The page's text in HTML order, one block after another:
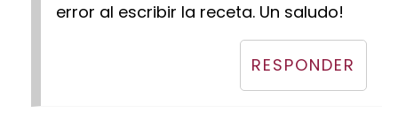
error al escribir la receta. Un saludo!
RESPONDER